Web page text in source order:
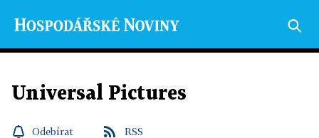
Universal Pictures
Odebírat RSS